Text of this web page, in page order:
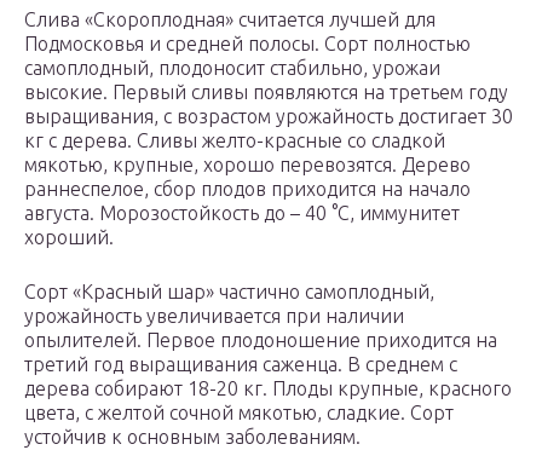
Слива «Скороплодная» считается лучшей для
Подмосковья и средней полосы. Сорт полностью
самоплодный, плодоносит стабильно, урожаи
высокие. Первый сливы появляются на третьем году
выращивания, с возрастом урожайность достигает 30
кг с дерева. Сливы желто-красные со сладкой
мякотью, крупные, хорошо перевозятся. Дерево
раннеспелое, сбор плодов приходится на начало
августа. Морозостойкость до – 40 °С, иммунитет
хороший.
Сорт «Красный шар» частично самоплодный,
урожайность увеличивается при наличии
опылителей. Первое плодоношение приходится на
третий год выращивания саженца. В среднем с
дерева собирают 18-20 кг. Плоды крупные, красного
цвета, с желтой сочной мякотью, сладкие. Сорт
устойчив к основным заболеваниям.